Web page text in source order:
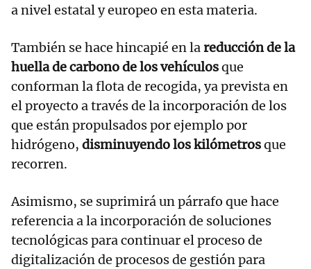
a nivel estatal y europeo en esta materia.
También se hace hincapié en lareducción de la
huella de carbono de los vehículosque
conforman la flota de recogida, ya prevista en
el proyecto a través de la incorporación de los
que están propulsados por ejemplo por
hidrógeno, disminuyendo los kilómetrosque
recorren.
Asimismo, se suprimirá un párrafo que hace
referencia a la incorporación de soluciones
tecnológicas para continuar el proceso de
digitalización de procesos de gestión para